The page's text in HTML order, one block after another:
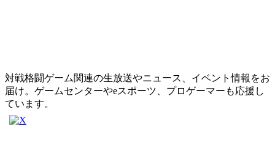
対戦格闘ゲーム関連の生放送やニュース、イベント情報をお
届け。ゲームセンターやeスポーツ、プロゲーマーも応援し
ています。